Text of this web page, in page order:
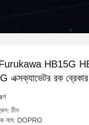
HB15G
এক্সক্যাভেটর রক ব্রেকার
চীন
নাম: DOPRO